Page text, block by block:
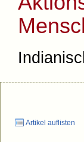
Artikel auflisten